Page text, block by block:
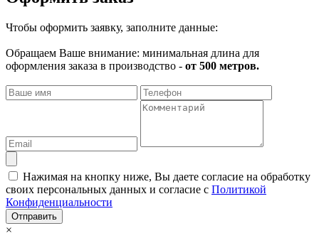
Чтобы оформить заявку, заполните данные:
Обращаем Ваше внимание: минимальная длина для
оформления заказа в производство - от 500 метров.
Нажимая на кнопку ниже, Вы даете согласие на обработку
своих персональных данных и согласие с Политикой
Конфиденциальности
Отправить
×